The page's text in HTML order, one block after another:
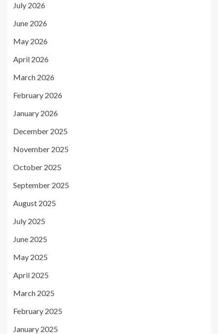
July 2026
June 2026
May 2026
April 2026
March 2026
February 2026
January 2026
December 2025
November 2025
October 2025
September 2025
August 2025
July 2025
June 2025
May 2025
April 2025
March 2025
February 2025
January 2025